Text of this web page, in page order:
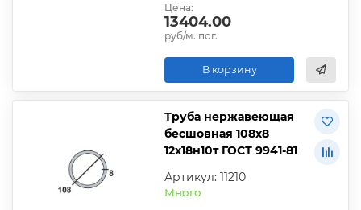
Цена:
13404.00
руб/м. пог.
В корзину
Труба нержавеющая
бесшовная 108х8
12х18н10т ГОСТ 9941-81
Артикул: 11210
Много